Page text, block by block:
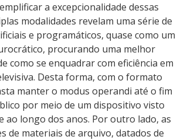
a excepcionalidade dessas
modalidades revelam uma série de
e programáticos, quase como um
procurando uma melhor
como se enquadrar com eficiência em
Desta forma, com o formato
manter o modus operandi até o fim
por meio de um dispositivo visto
ao longo dos anos. Por outro lado, as
de materiais de arquivo, datados de